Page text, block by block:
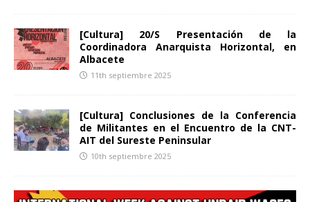
[Cultura] 20/S Presentación de la
Coordinadora Anarquista Horizontal, en
Albacete
11th septiembre 2025
[Cultura] Conclusiones de la Conferencia
de Militantes en el Encuentro de la CNT-
AIT del Sureste Peninsular
10th septiembre 2025